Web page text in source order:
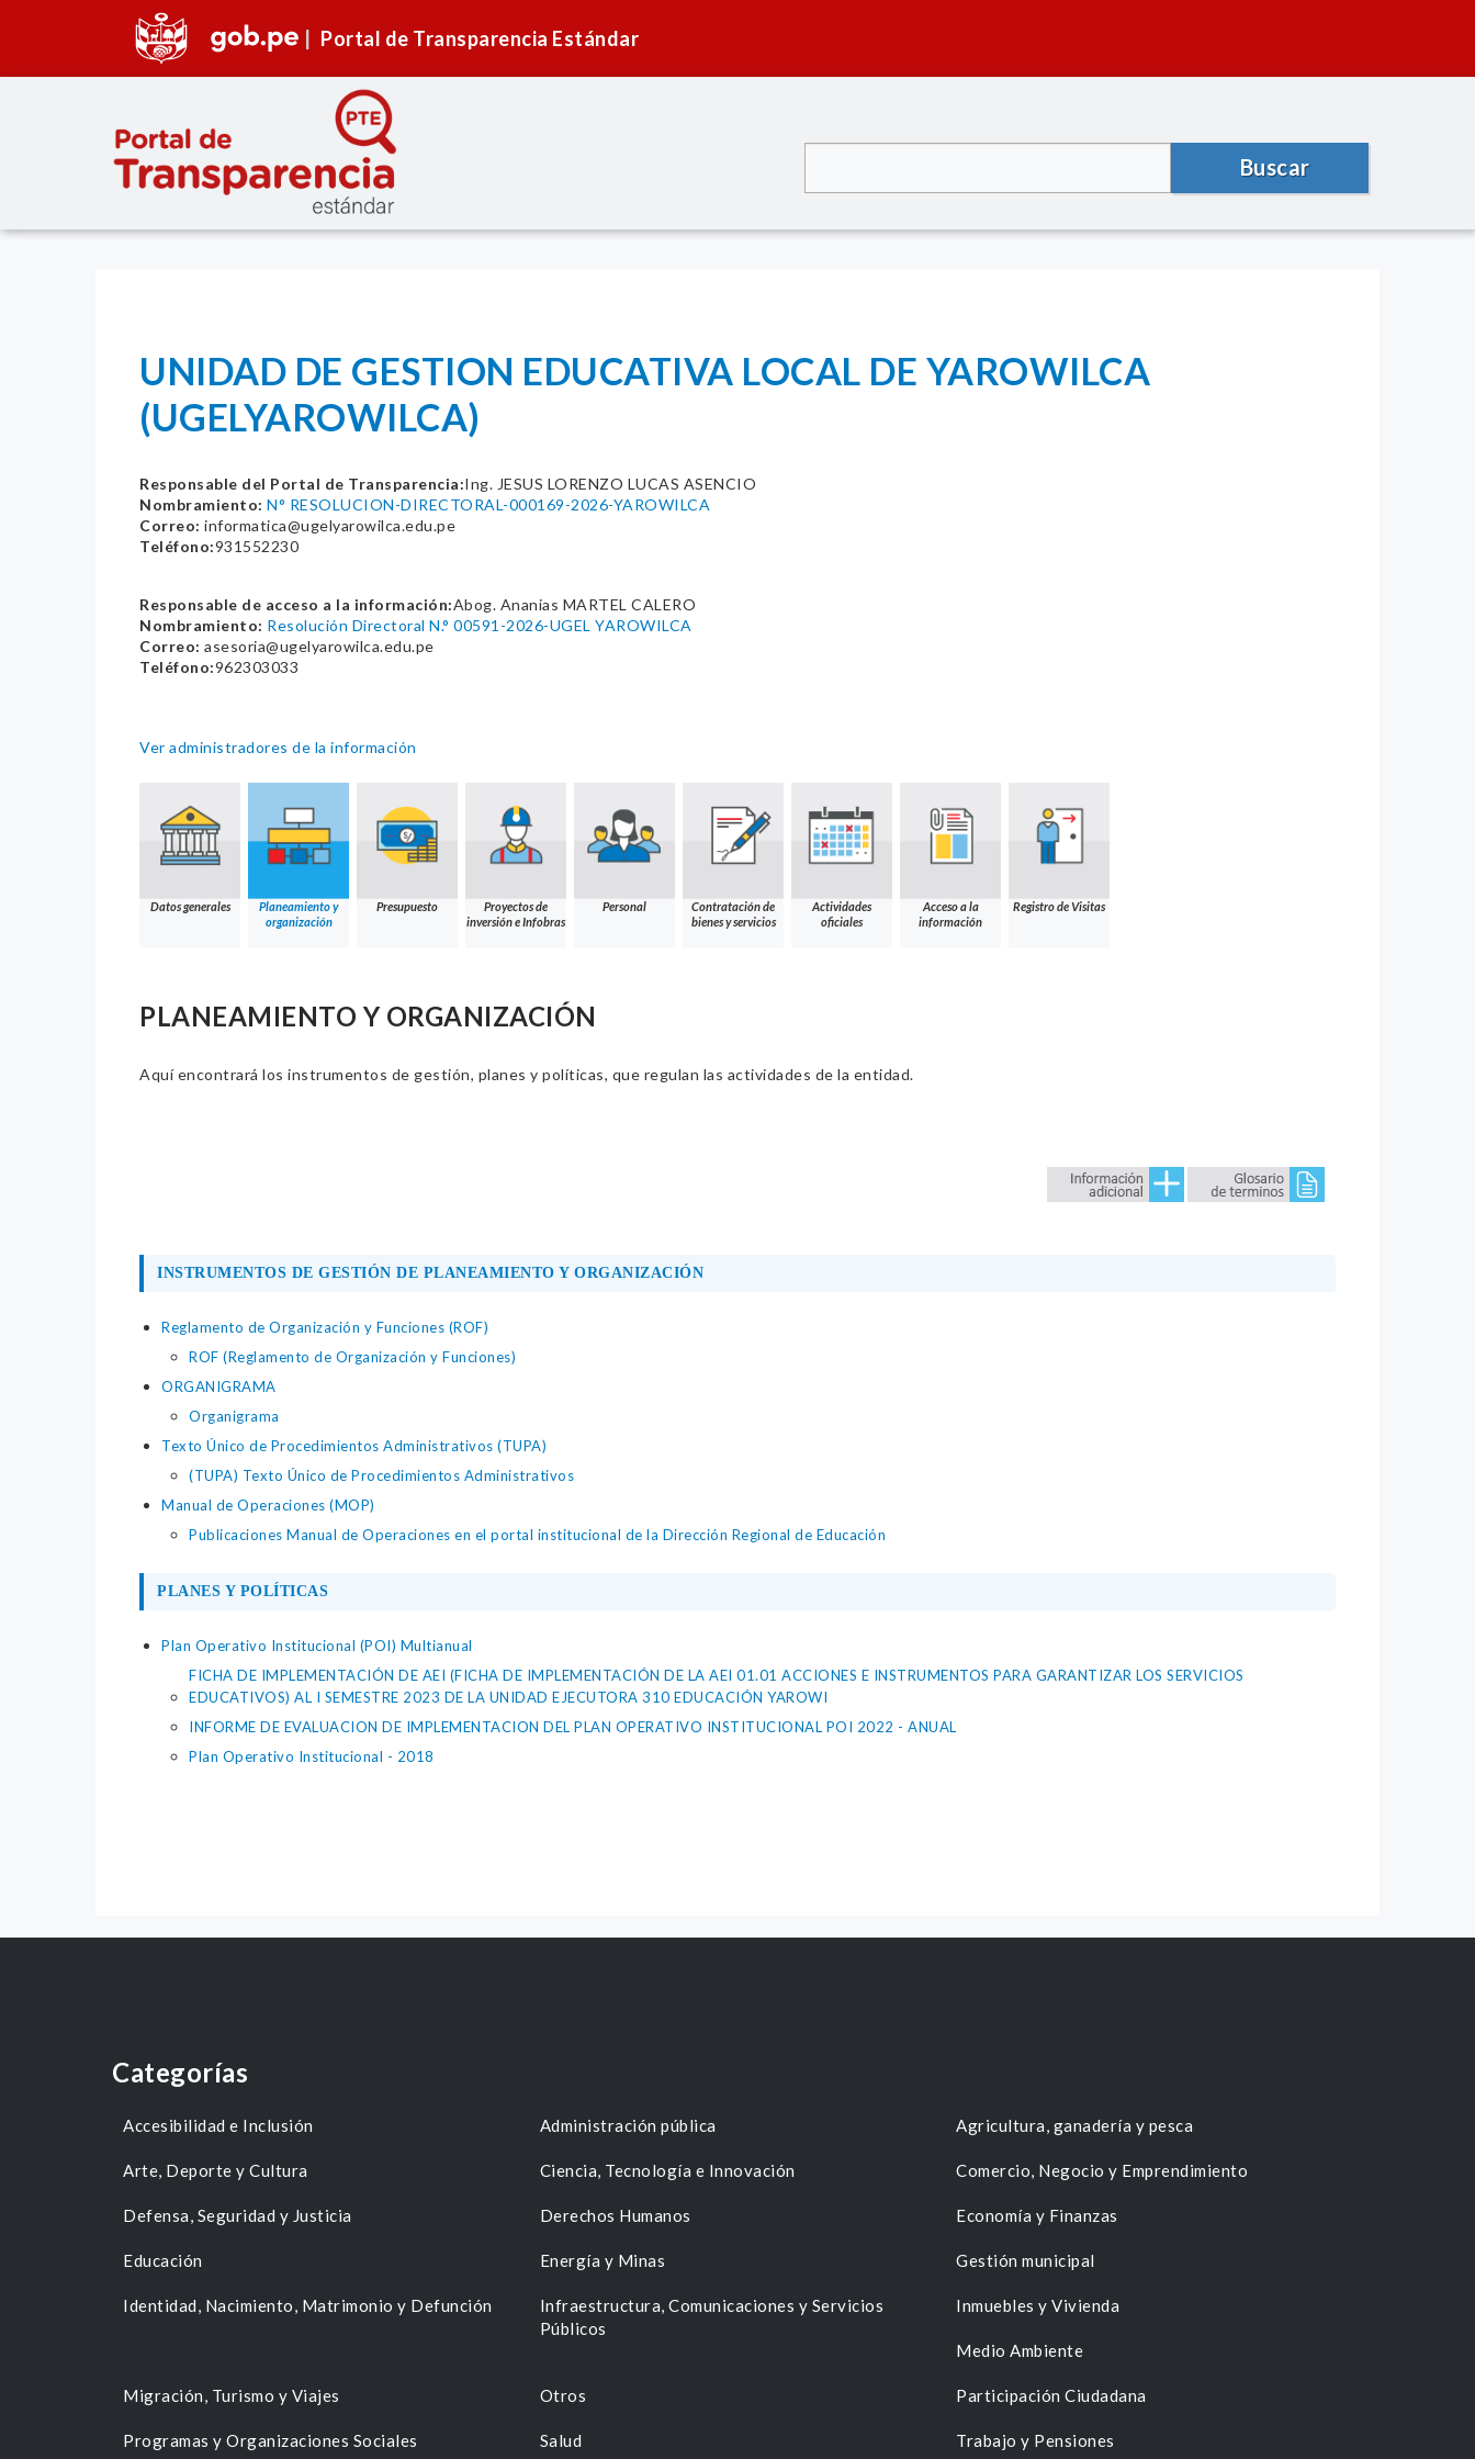
Portal de Transparencia Estándar
Buscar
UNIDAD DE GESTION EDUCATIVA LOCAL DE YAROWILCA
(UGELYAROWILCA)
Responsable del Portal de Transparencia:Ing. JESUS LORENZO LUCAS ASENCIO
Nombramiento: N° RESOLUCION-DIRECTORAL-000169-2026-YAROWILCA
Correo: informatica@ugelyarowilca.edu.pe
Teléfono:931552230
Responsable de acceso a la información:Abog. Ananias MARTEL CALERO
Nombramiento: Resolución Directoral N.° 00591-2026-UGEL YAROWILCA
Correo: asesoria@ugelyarowilca.edu.pe
Teléfono:962303033
Ver administradores de la información
Datos generales
Planeamiento y
organización
Presupuesto
Proyectos de
inversión e Infobras
Personal
Contratación de
bienes y servicios
Actividades
oficiales
Acceso a la
información
Registro de Visitas
PLANEAMIENTO Y ORGANIZACIÓN
Aquí encontrará los instrumentos de gestión, planes y políticas, que regulan las actividades de la entidad.
INSTRUMENTOS DE GESTIÓN DE PLANEAMIENTO Y ORGANIZACIÓN
Reglamento de Organización y Funciones (ROF)
ROF (Reglamento de Organización y Funciones)
ORGANIGRAMA
Organigrama
Texto Único de Procedimientos Administrativos (TUPA)
(TUPA) Texto Único de Procedimientos Administrativos
Manual de Operaciones (MOP)
Publicaciones Manual de Operaciones en el portal institucional de la Dirección Regional de Educación
PLANES Y POLÍTICAS
Plan Operativo Institucional (POI) Multianual
FICHA DE IMPLEMENTACIÓN DE AEI (FICHA DE IMPLEMENTACIÓN DE LA AEI 01.01 ACCIONES E INSTRUMENTOS PARA GARANTIZAR LOS SERVICIOS
EDUCATIVOS) AL I SEMESTRE 2023 DE LA UNIDAD EJECUTORA 310 EDUCACIÓN YAROWI
INFORME DE EVALUACION DE IMPLEMENTACION DEL PLAN OPERATIVO INSTITUCIONAL POI 2022 - ANUAL
Plan Operativo Institucional - 2018
Categorías
Accesibilidad e Inclusión Administración pública Agricultura, ganadería y pesca
Arte, Deporte y Cultura Ciencia, Tecnología e Innovación Comercio, Negocio y Emprendimiento
Defensa, Seguridad y Justicia Derechos Humanos Economía y Finanzas
Educación Energía y Minas Gestión municipal
Identidad, Nacimiento, Matrimonio y Defunción
Infraestructura, Comunicaciones y Servicios
Públicos
Inmuebles y Vivienda
Medio Ambiente
Migración, Turismo y Viajes Otros Participación Ciudadana
Programas y Organizaciones Sociales Salud Trabajo y Pensiones